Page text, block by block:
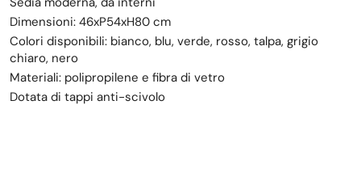
Dimensioni: 46xP54xH80 cm
Colori disponibili: bianco, blu, verde, rosso, talpa, grigio
chiaro, nero
Materiali: polipropilene e fibra di vetro
Dotata di tappi anti-scivolo